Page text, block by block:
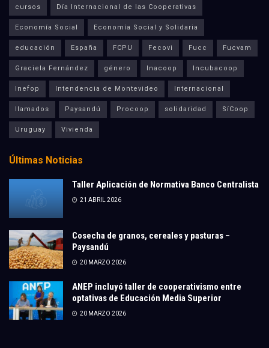
cursos Día Internacional de las Cooperativas
Economía Social Economía Social y Solidaria
educación España FCPU Fecovi Fucc Fucvam
Graciela Fernández género Inacoop Incubacoop
Inefop Intendencia de Montevideo Internacional
llamados Paysandú Procoop solidaridad SíCoop
Uruguay Vivienda
Últimas Noticias
Taller Aplicación de Normativa Banco Centralista
21 ABRIL 2026
Cosecha de granos, cereales y pasturas –
Paysandú
20 MARZO 2026
ANEP incluyó taller de cooperativismo entre
optativas de Educación Media Superior
20 MARZO 2026